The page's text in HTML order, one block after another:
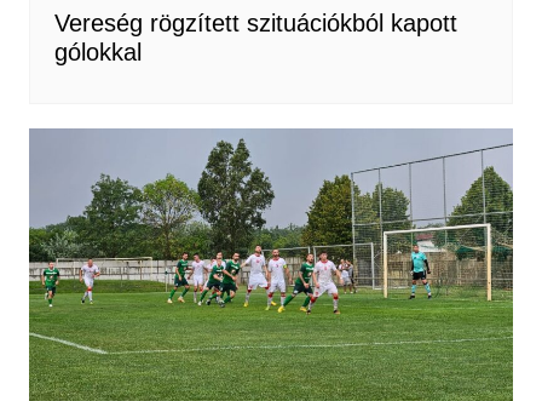
Vereség rögzített szituációkból kapott
gólokkal